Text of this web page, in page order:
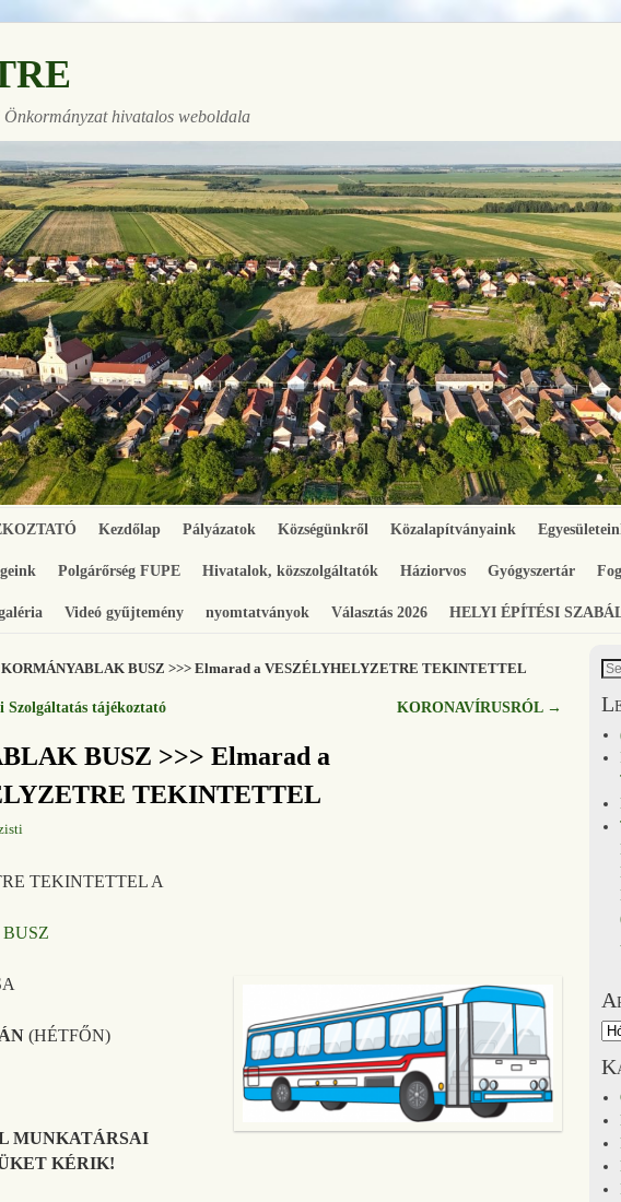
hivatalos weboldala
Kezdőlap Pályázatok Községünkről Közalapítványaink
Polgárőrség FUPE Hivatalok, közszolgáltatók Háziorvos Gyógyszertár
Videó gyűjtemény nyomtatványok Választás 2026 HELYI ÉPÍTÉSI
KORMÁNYABLAK BUSZ >>> Elmarad a VESZÉLYHELYZETRE TEKINTETTEL
Szolgáltatás tájékoztató KORONAVÍRUSRÓL →
BUSZ >>> Elmarad a
TEKINTETTEL
TEKINTETTEL A
(HÉTFŐN)
MUNKATÁRSAI
KÉRIK!